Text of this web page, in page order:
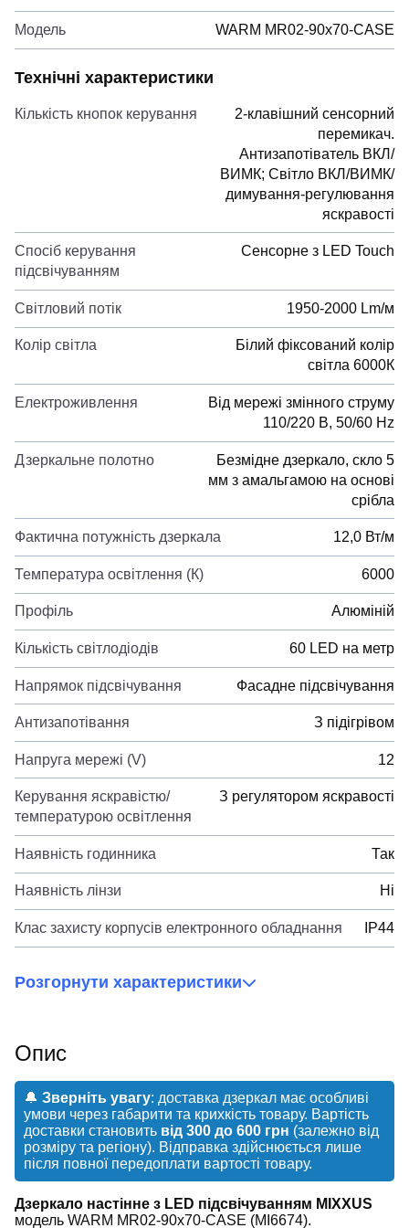
Модель WARM MR02-90x70-CASE
Технічні характеристики
Кількість кнопок керування
2-клавішний сенсорний
перемикач.
Антизапотіватель ВКЛ/
ВИМК; Світло ВКЛ/ВИМК/
димування-регулювання
яскравості
Спосіб керування
підсвічуванням
Сенсорне з LED Touch
Світловий потік 1950-2000 Lm/м
Колір світла
Білий фіксований колір
світла 6000К
Електроживлення
Від мережі змінного струму
110/220 В, 50/60 Hz
Дзеркальне полотно
Безмідне дзеркало, скло 5
мм з амальгамою на основі
срібла
Фактична потужність дзеркала 12,0 Вт/м
Температура освітлення (К) 6000
Профіль Алюміній
Кількість світлодіодів 60 LED на метр
Напрямок підсвічування Фасадне підсвічування
Антизапотівання З підігрівом
Напруга мережі (V) 12
Керування яскравістю/
температурою освітлення
З регулятором яскравості
Наявність годинника Так
Наявність лінзи Ні
Клас захисту корпусів електронного обладнання IP44
Розгорнути характеристики
Опис
🔔 Зверніть увагу: доставка дзеркал має особливі
умови через габарити та крихкість товару. Вартість
доставки становить від 300 до 600 грн (залежно від
розміру та регіону). Відправка здійснюється лише
після повної передоплати вартості товару.
Дзеркало настінне з LED підсвічуванням MIXXUS
модель WARM MR02-90x70-CASE (MI6674).